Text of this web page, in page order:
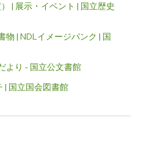
| 展示・イベント | 国立歴史
物 | NDLイメージバンク | 国
より - 国立公文書館
| 国立国会図書館